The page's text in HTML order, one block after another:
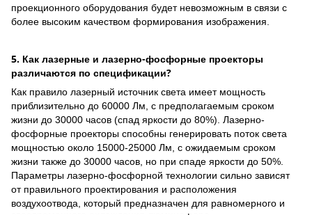
проекционного оборудования будет невозможным в связи с
более высоким качеством формирования изображения.
5. Как лазерные и лазерно-фосфорные проекторы
различаются по спецификации?
Как правило лазерный источник света имеет мощность
приблизительно до 60000 Лм, с предполагаемым сроком
жизни до 30000 часов (спад яркости до 80%). Лазерно-
фосфорные проекторы способны генерировать поток света
мощностью около 15000-25000 Лм, с ожидаемым сроком
жизни также до 30000 часов, но при спаде яркости до 50%.
Параметры лазерно-фосфорной технологии сильно зависят
от правильного проектирования и расположения
воздухоотвода, который предназначен для равномерного и